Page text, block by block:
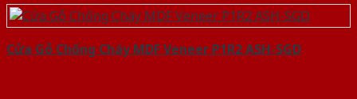
Cửa Gỗ Chống Cháy MDF Veneer P1R2 ASH-SGD